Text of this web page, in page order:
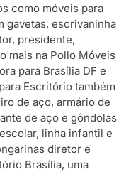
como móveis para
gavetas, escrivaninha
presidente,
mais na Pollo Móveis
para Brasília DF e
Escritório também
de aço, armário de
de aço e gôndolas
linha infantil e
diretor e
Brasília, uma